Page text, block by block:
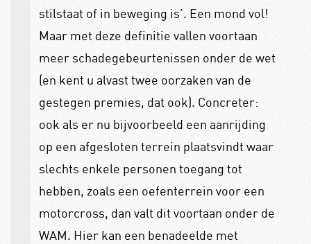
stilstaat of in beweging is’. Een mond vol!
Maar met deze definitie vallen voortaan
meer schadegebeurtenissen onder de wet
(en kent u alvast twee oorzaken van de
gestegen premies, dat ook). Concreter:
ook als er nu bijvoorbeeld een aanrijding
op een afgesloten terrein plaatsvindt waar
slechts enkele personen toegang tot
hebben, zoals een oefenterrein voor een
motorcross, dan valt dit voortaan onder de
WAM. Hier kan een benadeelde met